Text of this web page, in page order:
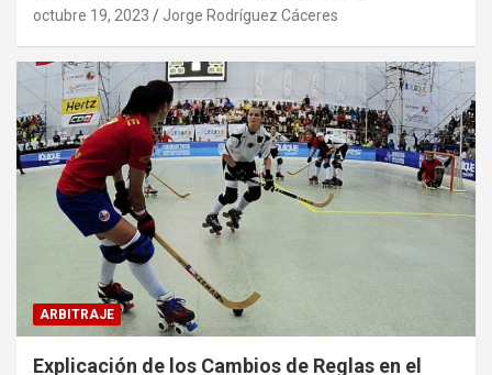
octubre 19, 2023 Jorge Rodríguez Cáceres
ARBITRAJE
Explicación de los Cambios de Reglas en el